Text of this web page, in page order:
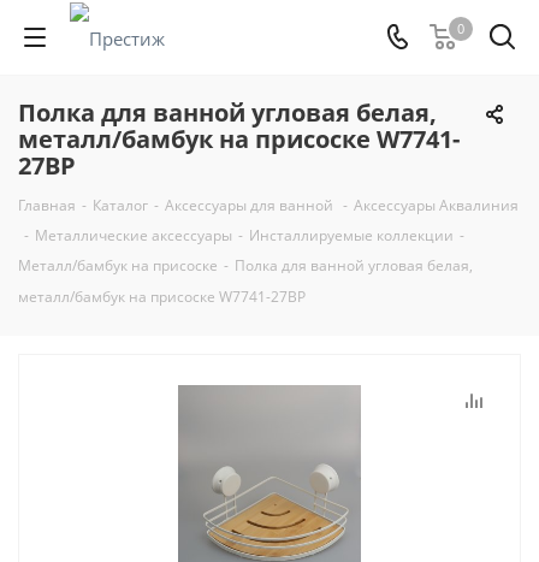
0
Полка для ванной угловая белая,
металл/бамбук на присоске W7741-
27BP
Главная - Каталог - Аксессуары для ванной - Аксессуары Аквалиния
- Металлические аксессуары - Инсталлируемые коллекции -
Металл/бамбук на присоске - Полка для ванной угловая белая,
металл/бамбук на присоске W7741-27BP